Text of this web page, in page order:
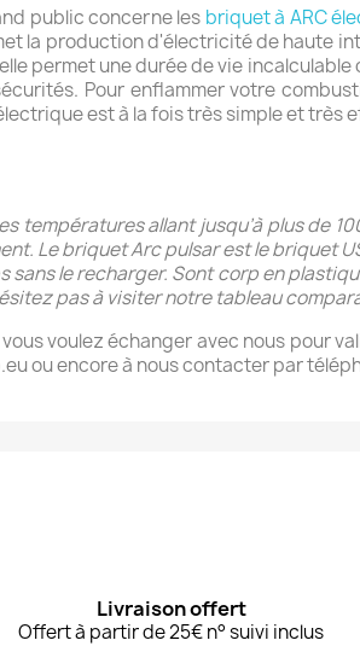
public concerne les briquet à ARC
la production d'électricité de haute
permet une durée de vie incalculable
Pour enflammer votre
est à la fois très simple et très
températures allant jusqu’à plus de
Le briquet Arc pulsar est le briquet
sans le recharger. Sont corp en
pas à visiter notre tableau
voulez échanger avec nous pour
encore à nous contacter par
Livraison offert
Offert à partir de 25€ n° suivi inclus